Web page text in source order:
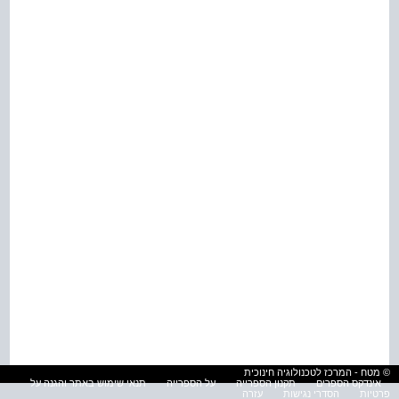
© מטח - המרכז לטכנולוגיה חינוכית
אינדקס הספרים
תקנון הספרייה על הספרייה
תנאי שימוש באתר והגנה על
פרטיות
הסדרי נגישות עזרה